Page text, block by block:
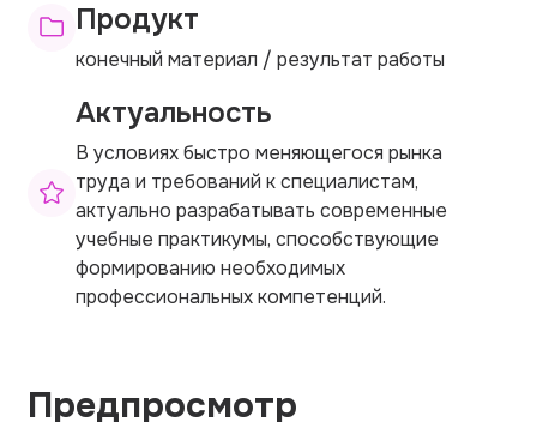
Продукт
конечный материал / результат работы
Актуальность
В условиях быстро меняющегося рынка
труда и требований к специалистам,
актуально разрабатывать современные
учебные практикумы, способствующие
формированию необходимых
профессиональных компетенций.
Предпросмотр